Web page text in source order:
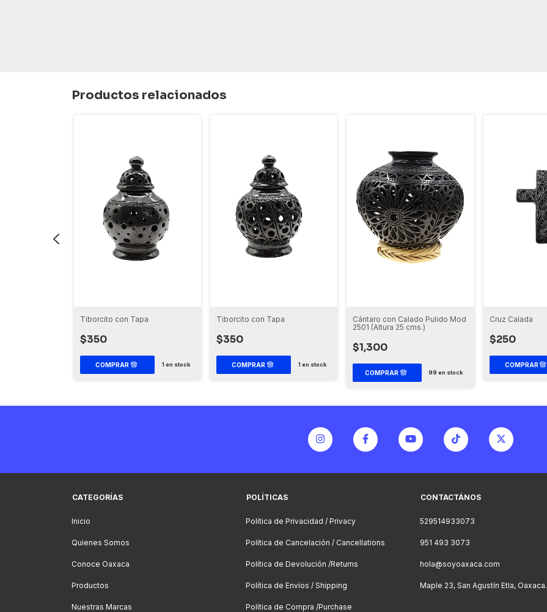
Productos relacionados
Tiborcito con Tapa
$350
1 en stock
Tiborcito con Tapa
$350
1 en stock
Cántaro con Calado Pulido Mod
2501 (Altura 25 cms.)
$1,300
99 en stock
Cruz Calada
$250
CATEGORÍAS
Inicio
Quienes Somos
Conoce Oaxaca
Productos
Nuestras Marcas
POLÍTICAS
Política de Privacidad / Privacy
Política de Cancelación / Cancellations
Política de Devolución /Returns
Política de Envíos / Shipping
Política de Compra /Purchase
CONTACTÁNOS
529514933073
951 493 3073
hola@soyoaxaca.com
Maple 23, San Agustín Etla, Oaxaca.